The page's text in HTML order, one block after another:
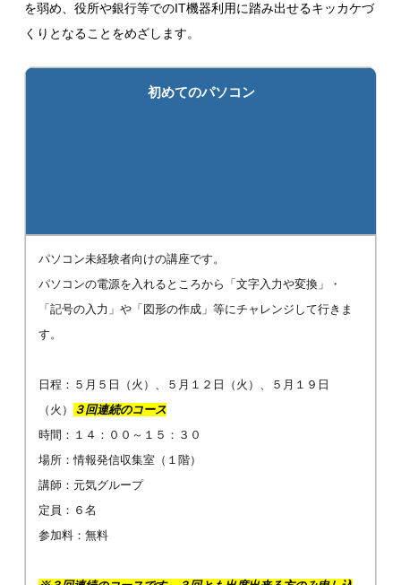
を弱め、役所や銀行等でのIT機器利用に踏み出せるキッカケづ
くりとなることをめざします。
初めてのパソコン
パソコン未経験者向けの講座です。
パソコンの電源を入れるところから「文字入力や変換」・
「記号の入力」や「図形の作成」等にチャレンジして行きま
す。
日程：５月５日（火）、５月１２日（火）、５月１９日
（火）
３回連続のコース
時間：１４：００～１５：３０
場所：情報発信収集室（１階）
講師：元気グループ
定員：６名
参加料：無料